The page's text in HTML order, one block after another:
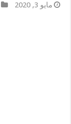
مايو 3, 2020